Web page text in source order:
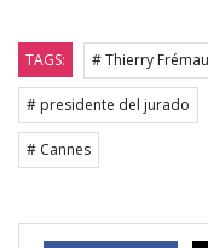
TAGS: # Thierry
# presidente del jurado
# Cannes